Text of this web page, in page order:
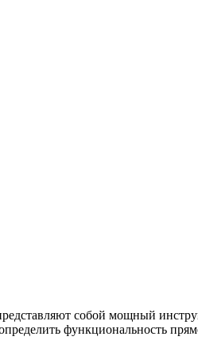
собой мощный
функциональность